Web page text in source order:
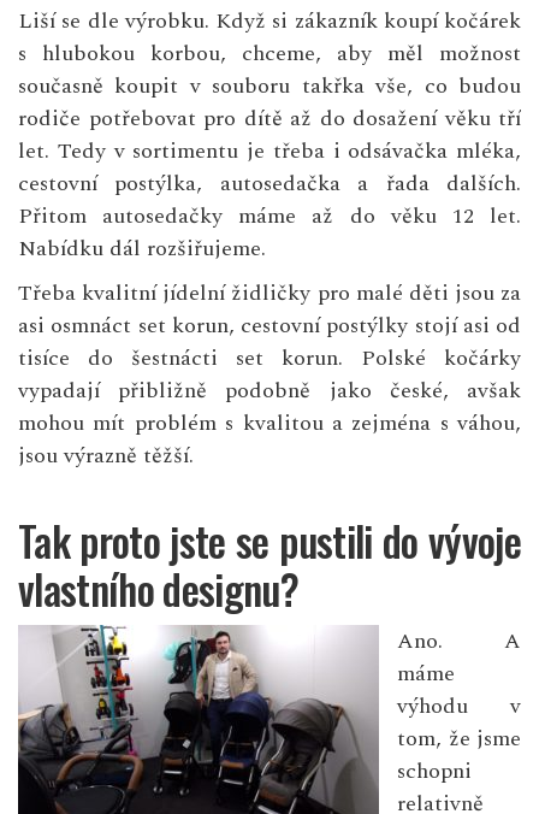
Liší se dle výrobku. Když si zákazník koupí kočárek
s hlubokou korbou, chceme, aby měl možnost
současně koupit v souboru takřka vše, co budou
rodiče potřebovat pro dítě až do dosažení věku tří
let. Tedy v sortimentu je třeba i odsávačka mléka,
cestovní postýlka, autosedačka a řada dalších.
Přitom autosedačky máme až do věku 12 let.
Nabídku dál rozšiřujeme.
Třeba kvalitní jídelní židličky pro malé děti jsou za
asi osmnáct set korun, cestovní postýlky stojí asi od
tisíce do šestnácti set korun. Polské kočárky
vypadají přibližně podobně jako české, avšak
mohou mít problém s kvalitou a zejména s váhou,
jsou výrazně těžší.
Tak proto jste se pustili do vývoje
vlastního designu?
Ano. A
máme
výhodu v
tom, že jsme
schopni
relativně